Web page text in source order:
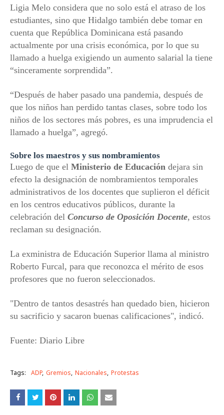
Ligia Melo considera que no solo está el atraso de los
estudiantes, sino que Hidalgo también debe tomar en
cuenta que República Dominicana está pasando
actualmente por una crisis económica, por lo que su
llamado a huelga exigiendo un aumento salarial la tiene
“sinceramente sorprendida”.
“Después de haber pasado una pandemia, después de
que los niños han perdido tantas clases, sobre todo los
niños de los sectores más pobres, es una imprudencia el
llamado a huelga”, agregó.
Sobre los maestros y sus nombramientos
Luego de que el Ministerio de Educación dejara sin
efecto la designación de nombramientos temporales
administrativos de los docentes que suplieron el déficit
en los centros educativos públicos, durante la
celebración del Concurso de Oposición Docente, estos
reclaman su designación.
La exministra de Educación Superior llama al ministro
Roberto Furcal, para que reconozca el mérito de esos
profesores que no fueron seleccionados.
"Dentro de tantos desastrés han quedado bien, hicieron
su sacrificio y sacaron buenas calificaciones", indicó.
Fuente: Diario Libre
Tags: ADP Gremios Nacionales Protestas